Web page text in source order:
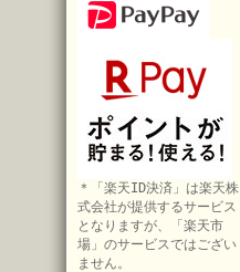
＊「楽天ID決済」は楽天株
式会社が提供するサービス
となりますが、「楽天市
場」のサービスではござい
ません。